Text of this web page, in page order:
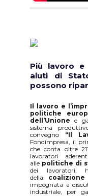
Più lavoro e
aiuti di
possono
Il lavoro e
politiche
dell’Unione e
sistema
convegno “Il
Fondimpresa, il
che conta oltre
lavoratori
alle politiche di
dei
della
impegnata a
industriale, per